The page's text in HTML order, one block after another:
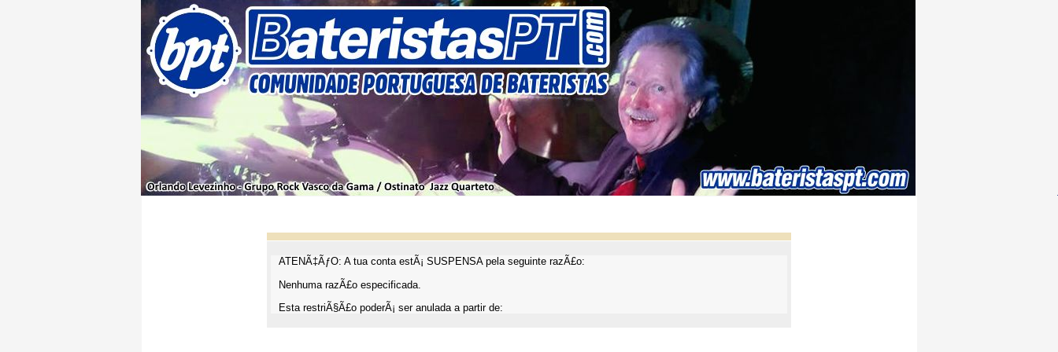
ATENÃ‡ÃƒO: A tua conta estÃ¡ SUSPENSA pela seguinte razÃ£o:
Nenhuma razÃ£o especificada.
Esta restriÃ§Ã£o poderÃ¡ ser anulada a partir de: